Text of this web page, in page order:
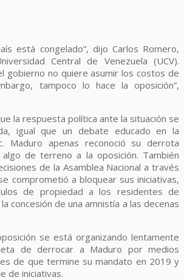
está congelado”, dijo Carlos Romero,
Central de Venezuela (UCV).
gobierno no quiere asumir los costos de
tampoco lo hace la oposición”,
la respuesta política ante la situación se
igual que un debate educado en la
Maduro apenas reconoció su derrota
de terreno a la oposición. También
de la Asamblea Nacional a través
comprometió a bloquear sus iniciativas,
de propiedad a los residentes de
concesión de una amnistía a las decenas
se está organizando lentamente
de derrocar a Maduro por medios
de que termine su mandato en 2019 y
de iniciativas.